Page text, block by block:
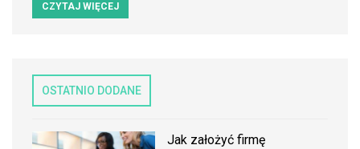
CZYTAJ WIĘCEJ
OSTATNIO DODANE
Jak założyć firmę